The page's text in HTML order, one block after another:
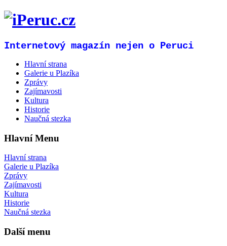
Internetový magazín nejen o Peruci
Hlavní strana
Galerie u Plazíka
Zprávy
Zajímavosti
Kultura
Historie
Naučná stezka
Hlavní Menu
Hlavní strana
Galerie u Plazíka
Zprávy
Zajímavosti
Kultura
Historie
Naučná stezka
Další menu